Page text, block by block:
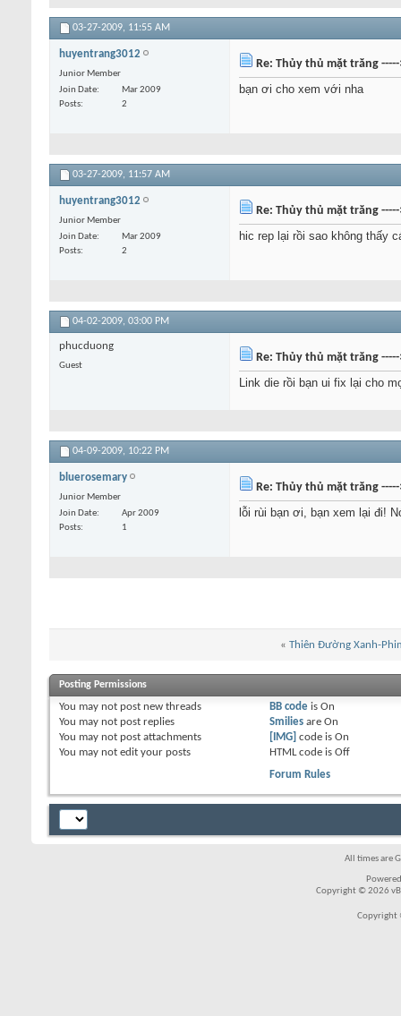
03-27-2009, 11:55 AM
huyentrang3012
Junior Member
Join Date
Mar 2009
Posts
2
Re: Thủy thủ mặt trăng
bạn ơi cho xem với nha
03-27-2009, 11:57 AM
huyentrang3012
Junior Member
Join Date
Mar 2009
Posts
2
Re: Thủy thủ mặt trăng
hic rep lại rồi sao không thấy
04-02-2009, 03:00 PM
phucduong
Guest
Re: Thủy thủ mặt trăng
Link die rồi bạn ui fix lại cho
04-09-2009, 10:22 PM
bluerosemary
Junior Member
Join Date
Apr 2009
Posts
1
Re: Thủy thủ mặt trăng
lỗi rùi bạn ơi, bạn xem lại đi!
« Thiên Đường Xanh-
Posting Permissions
You may not post new threads
You may not post replies
You may not post attachments
You may not edit your posts
BB codeis On
Smiliesare On
[IMG] code is On
HTML code is Off
Forum Rules
All times are
Copyright © 2026
Copyright